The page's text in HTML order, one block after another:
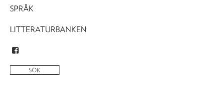
SPRÅK
LITTERATURBANKEN